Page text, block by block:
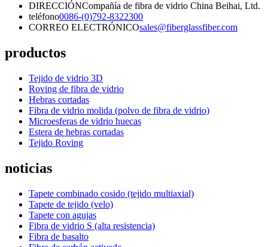
DIRECCIÓNCompañía de fibra de vidrio China Beihai, Ltd.
teléfono0086-(0)792-8322300
CORREO ELECTRÓNICOsales@fiberglassfiber.com
productos
Tejido de vidrio 3D
Roving de fibra de vidrio
Hebras cortadas
Fibra de vidrio molida (polvo de fibra de vidrio)
Microesferas de vidrio huecas
Estera de hebras cortadas
Tejido Roving
noticias
Tapete combinado cosido (tejido multiaxial)
Tapete de tejido (velo)
Tapete con agujas
Fibra de vidrio S (alta resistencia)
Fibra de basalto